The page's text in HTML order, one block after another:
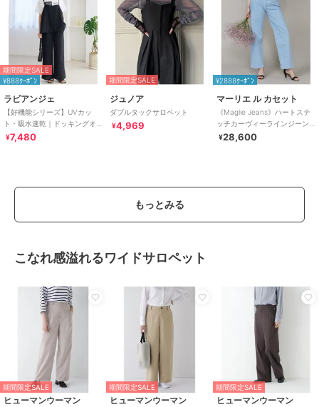
期間限定SALE
¥888ｸｰﾎﾟﾝ
ラビアンジェ
【好機能シリーズ】UVカッ
ト・吸水速乾｜ドッキングオ
ールインワン｜360度こなれ見
¥7,480
期間限定SALE
ジュノア
ダブルタックサロペット
¥4,969
¥2888ｸｰﾎﾟﾝ
マーリエ ル カセット
《Maglie Jeans》ハートステ
ッチカーヴィーラインジーン
ズ
¥28,600
もっとみる
こなれ感溢れるワイドサロペット
期間限定SALE
ヒューマンウーマン
期間限定SALE
ヒューマンウーマン
期間限定SALE
ヒューマンウーマン